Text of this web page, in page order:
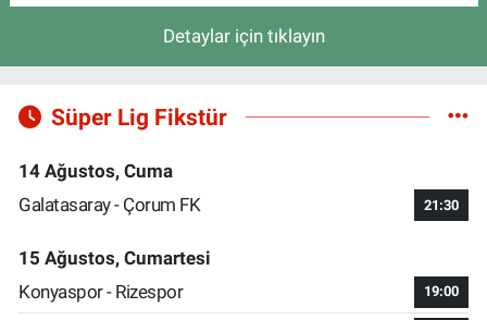
Detaylar için tıklayın
Süper Lig Fikstür
14 Ağustos, Cuma
Galatasaray - Çorum FK
21:30
15 Ağustos, Cumartesi
Konyaspor - Rizespor
19:00